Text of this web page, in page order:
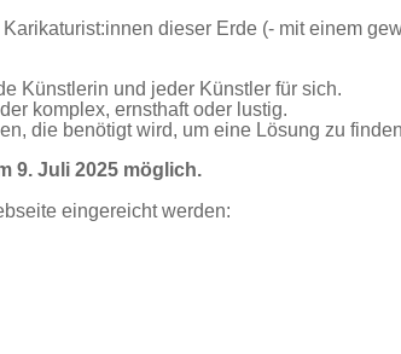
dieser Erde (- mit einem
Künstlerin und jeder Künstler für sich.
komplex, ernsthaft oder lustig.
die benötigt wird, um eine Lösung zu
9. Juli 2025 möglich.
eingereicht werden: